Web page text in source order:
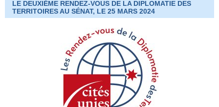
LE DEUXIÈME RENDEZ-VOUS DE LA DIPLOMATIE DES
TERRITOIRES AU SÉNAT, LE 25 MARS 2024